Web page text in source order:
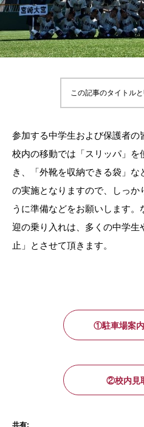
この記事のタイトル
参加する中学生および保護者の
校内の移動では「スリッパ」
き、「外靴を収納できる袋」
の実施となりますので、しっか
うに準備などをお願いします
迎の乗り入れは、多くの中学生
止」とさせて頂きます。
①駐車場案内
②校内見
共有: